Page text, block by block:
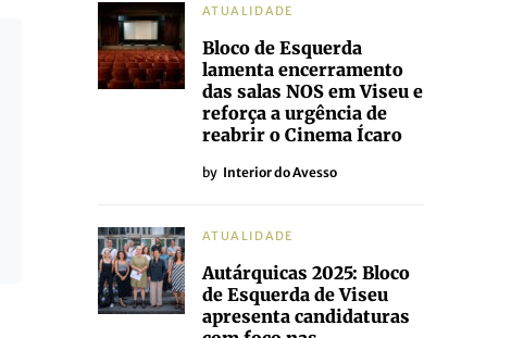
ATUALIDADE
Bloco de Esquerda
lamenta encerramento
das salas NOS em Viseu e
reforça a urgência de
reabrir o Cinema Ícaro
by Interior do Avesso
ATUALIDADE
Autárquicas 2025: Bloco
de Esquerda de Viseu
apresenta candidaturas